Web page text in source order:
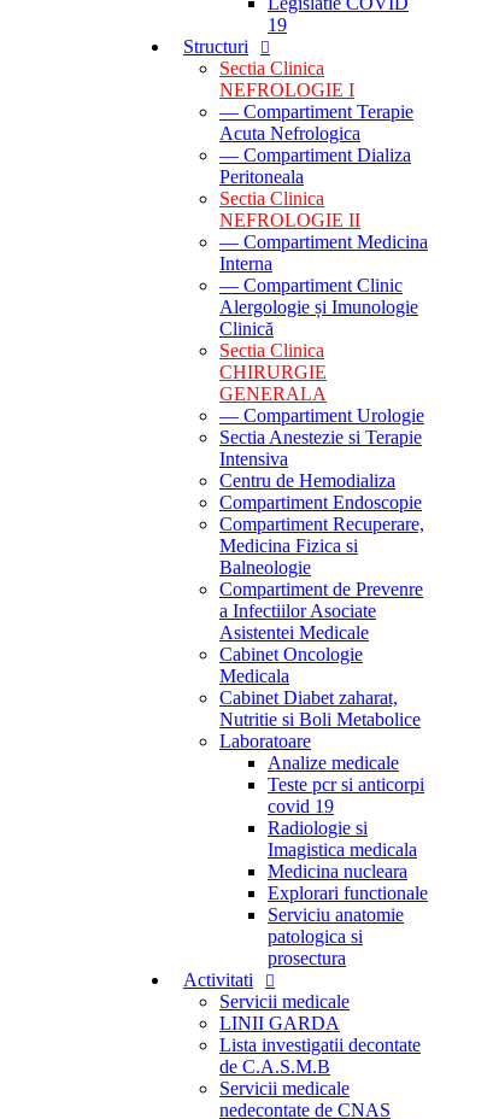
19
Structuri
Sectia Clinica
NEFROLOGIE I
— Compartiment Terapie
Acuta Nefrologica
— Compartiment Dializa
Peritoneala
Sectia Clinica
NEFROLOGIE II
— Compartiment Medicina
Interna
— Compartiment Clinic
Alergologie și Imunologie
Clinică
Sectia Clinica
CHIRURGIE
GENERALA
— Compartiment Urologie
Sectia Anestezie si Terapie
Intensiva
Centru de Hemodializa
Compartiment Endoscopie
Compartiment Recuperare,
Medicina Fizica si
Balneologie
Compartiment de Prevenre
a Infectiilor Asociate
Asistentei Medicale
Cabinet Oncologie
Medicala
Cabinet Diabet zaharat,
Nutritie si Boli Metabolice
Laboratoare
Analize medicale
Teste pcr si anticorpi
covid 19
Radiologie si
Imagistica medicala
Medicina nucleara
Explorari functionale
Serviciu anatomie
patologica si
prosectura
Activitati
Servicii medicale
LINII GARDA
Lista investigatii decontate
de C.A.S.M.B
Servicii medicale
nedecontate de CNAS